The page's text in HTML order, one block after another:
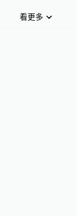
看更多